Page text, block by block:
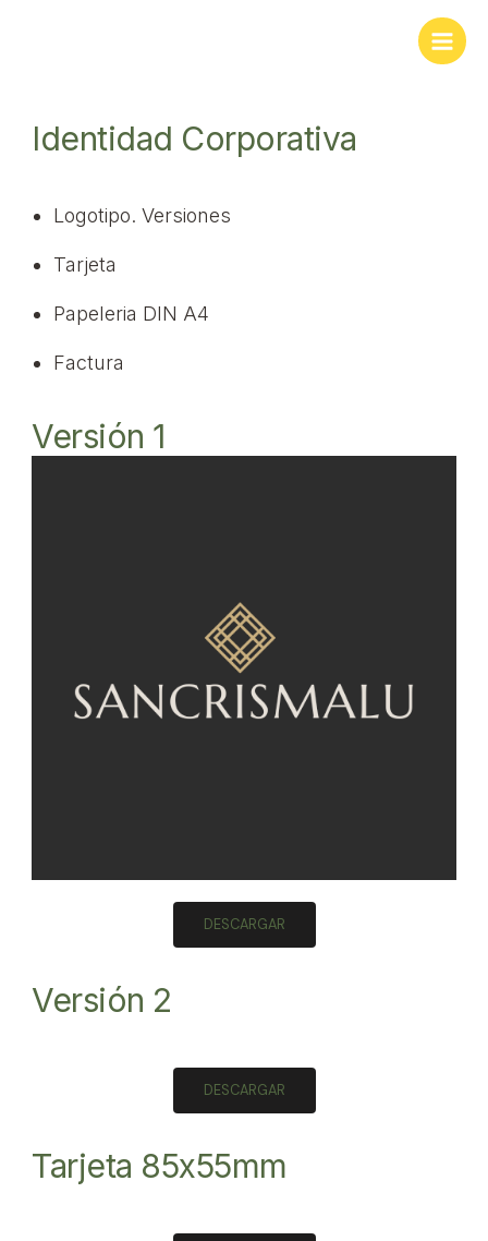
DESCARGAR
Identidad Corporativa
Logotipo. Versiones
Tarjeta
Papeleria DIN A4
Factura
Versión 1
DESCARGAR
Versión 2
Tarjeta 85x55mm